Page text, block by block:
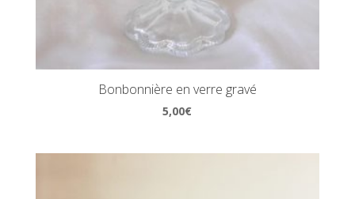
Bonbonnière en verre gravé
5,00€